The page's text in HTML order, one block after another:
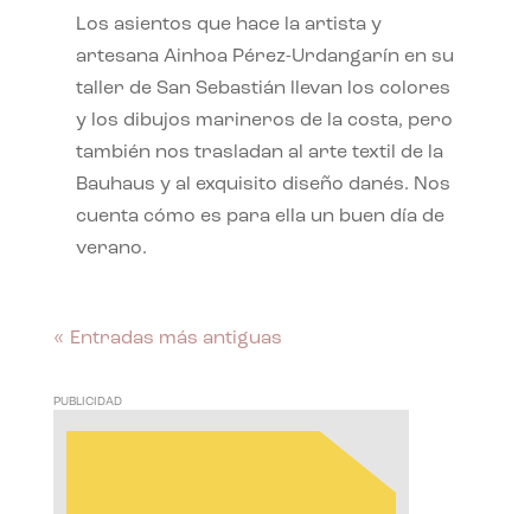
Los asientos que hace la artista y
artesana Ainhoa Pérez-Urdangarín en su
taller de San Sebastián llevan los colores
y los dibujos marineros de la costa, pero
también nos trasladan al arte textil de la
Bauhaus y al exquisito diseño danés. Nos
cuenta cómo es para ella un buen día de
verano.
« Entradas más antiguas
PUBLICIDAD